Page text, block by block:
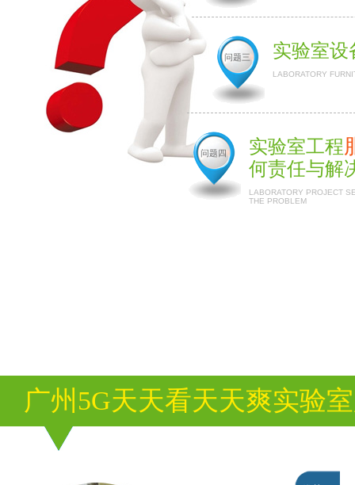
问题三 实验室设
LABORATORY
问题四 实验室工程
何责任与解
LABORATORY PROJECT
THE PROBLEM
广州5G天天看天天爽实验